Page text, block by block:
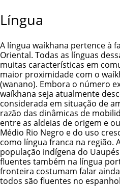
Língua
A língua waíkhana pertence à
Oriental. Todas as línguas
muitas características em
maior proximidade com o
(wanano). Embora o número
waíkhana seja atualmente
considerada em situação de
razão das dinâmicas de
entre as aldeias de origem e
Médio Rio Negro e do uso
como língua franca na região.
população indígena do
fluentes também na língua
fronteira costumam falar
todos são fluentes no